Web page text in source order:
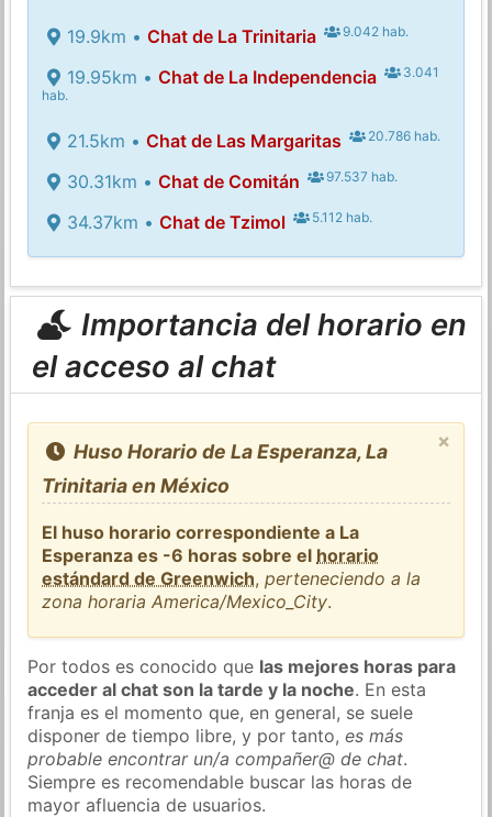
19.9km • Chat de La Trinitaria 9.042 hab.
19.95km • Chat de La Independencia
3.041
hab.
21.5km • Chat de Las Margaritas 20.786 hab.
30.31km • Chat de Comitán 97.537 hab.
34.37km • Chat de Tzimol 5.112 hab.
Importancia del horario en
el acceso al chat
×
Huso Horario de La Esperanza, La
Trinitaria en México
El huso horario correspondiente a La
Esperanza es -6 horas sobre el horario
estándard de Greenwich,perteneciendo a la
zona horaria America/Mexico_City.
Por todos es conocido que las mejores horas para
acceder al chat son la tarde y la noche. En esta
franja es el momento que, en general, se suele
disponer de tiempo libre, y por tanto,es más
probable encontrar un/a compañer@ de chat.
Siempre es recomendable buscar las horas de
mayor afluencia de usuarios.